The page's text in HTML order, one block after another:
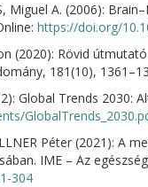
Miguel A. (2006):
https://doi.org/
(2020): Rövid
181(10),
Global Trends 2030:
Péter (2021): A
IME – Az
304